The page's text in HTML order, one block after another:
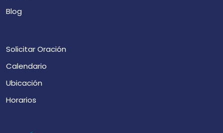
Blog
Solicitar Oración
Calendario
Ubicación
Horarios